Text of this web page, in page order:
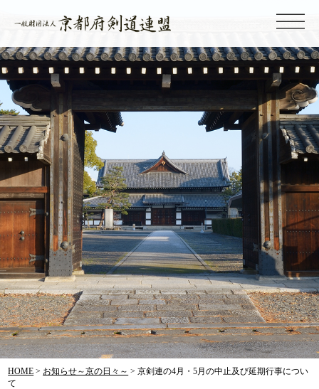
HOME > お知らせ～京の日々～ >京剣連の4月・5月の中止及び延期行事につい
て